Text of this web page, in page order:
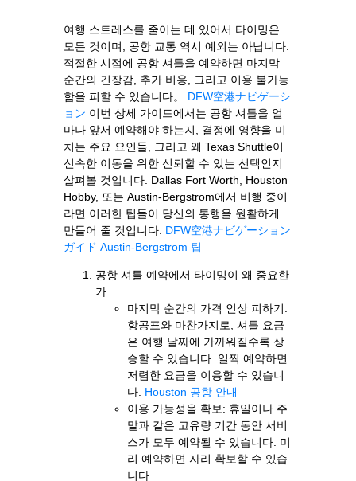
여행 스트레스를 줄이는 데 있어서 타이밍은
모든 것이며, 공항 교통 역시 예외는 아닙니다.
적절한 시점에 공항 셔틀을 예약하면 마지막
순간의 긴장감, 추가 비용, 그리고 이용 불가능
함을 피할 수 있습니다。 DFW空港ナビゲーシ
ョン 이번 상세 가이드에서는 공항 셔틀을 얼
마나 앞서 예약해야 하는지, 결정에 영향을 미
치는 주요 요인들, 그리고 왜 Texas Shuttle이
신속한 이동을 위한 신뢰할 수 있는 선택인지
살펴볼 것입니다. Dallas Fort Worth, Houston
Hobby, 또는 Austin-Bergstrom에서 비행 중이
라면 이러한 팁들이 당신의 통행을 원활하게
만들어 줄 것입니다. DFW空港ナビゲーション
ガイド Austin-Bergstrom 팁
공항 셔틀 예약에서 타이밍이 왜 중요한
가
마지막 순간의 가격 인상 피하기:
항공표와 마찬가지로, 셔틀 요금
은 여행 날짜에 가까워질수록 상
승할 수 있습니다. 일찍 예약하면
저렴한 요금을 이용할 수 있습니
다. Houston 공항 안내
이용 가능성을 확보: 휴일이나 주
말과 같은 고유량 기간 동안 서비
스가 모두 예약될 수 있습니다. 미
리 예약하면 자리 확보할 수 있습
니다.